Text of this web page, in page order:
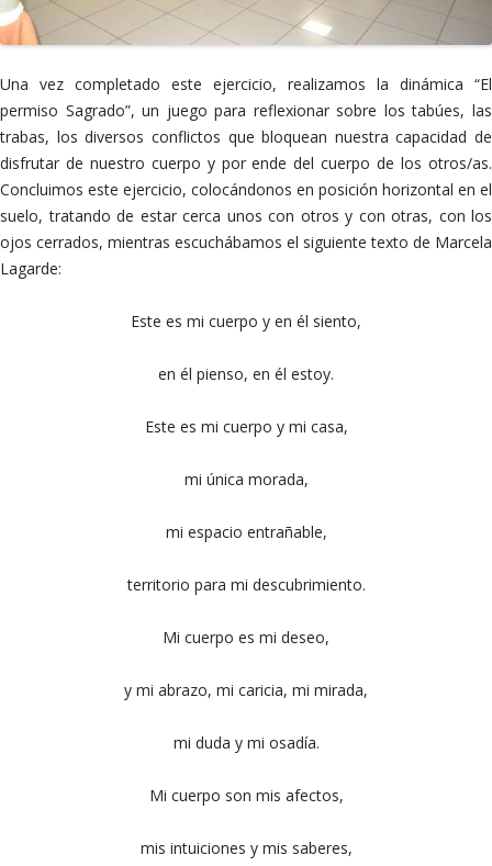
Una vez completado este ejercicio, realizamos la dinámica “El
permiso Sagrado”, un juego para reflexionar sobre los tabúes, las
trabas, los diversos conflictos que bloquean nuestra capacidad de
disfrutar de nuestro cuerpo y por ende del cuerpo de los otros/as.
Concluimos este ejercicio, colocándonos en posición horizontal en el
suelo, tratando de estar cerca unos con otros y con otras, con los
ojos cerrados, mientras escuchábamos el siguiente texto de Marcela
Lagarde:
Este es mi cuerpo y en él siento,
en él pienso, en él estoy.
Este es mi cuerpo y mi casa,
mi única morada,
mi espacio entrañable,
territorio para mi descubrimiento.
Mi cuerpo es mi deseo,
y mi abrazo, mi caricia, mi mirada,
mi duda y mi osadía.
Mi cuerpo son mis afectos,
mis intuiciones y mis saberes,